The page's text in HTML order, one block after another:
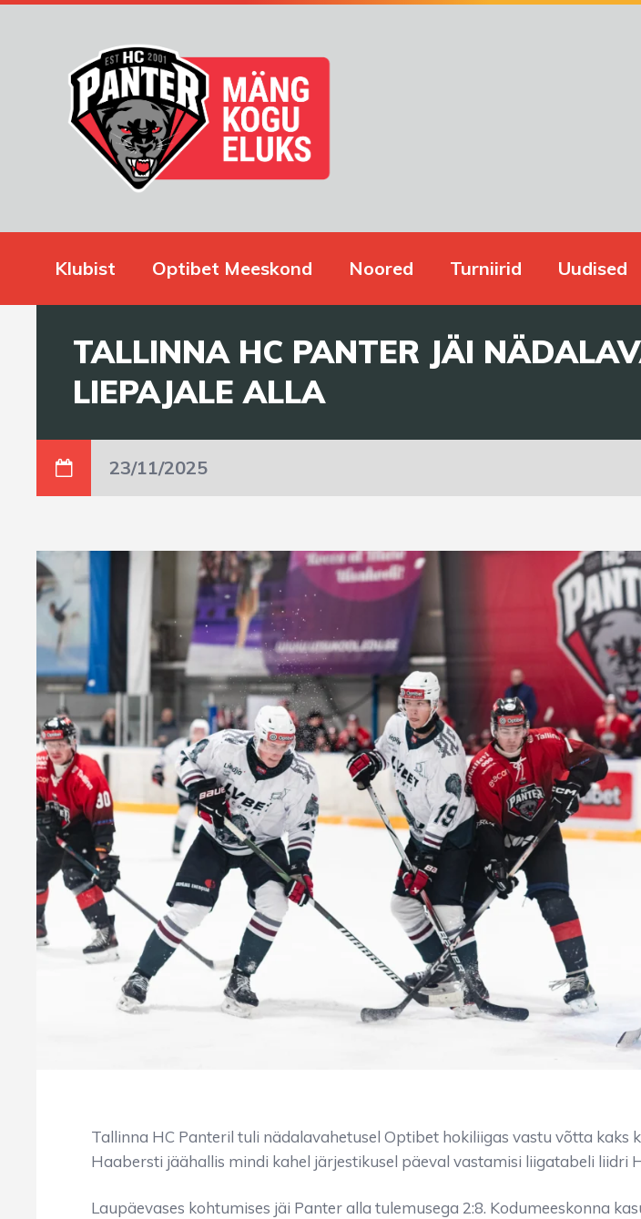
Klubist Optibet Meeskond Noored Turniirid Uudised
TALLINNA HC PANTER JÄI
LIEPAJALE ALLA
23/11/2025
Tallinna HC Panteril tuli nädalavahetusel Optibet hokiliigas vastu võtta kaks
Haabersti jäähallis mindi kahel järjestikusel päeval vastamisi liigatabeli liidri
Laupäevases kohtumises jäi Panter alla tulemusega 2:8. Kodumeeskonna